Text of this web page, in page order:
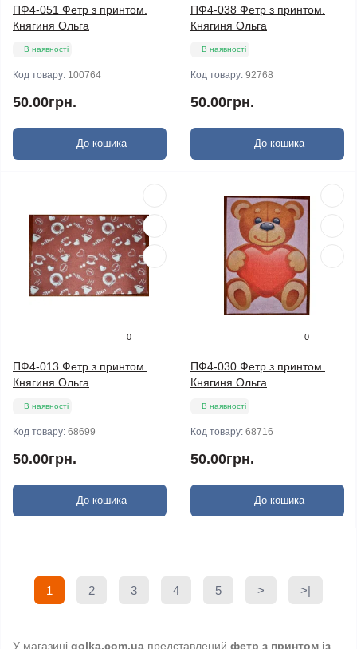
ПФ4-051 Фетр з принтом.
Княгиня Ольга
В наявності
Код товару: 100764
50.00грн.
До кошика
ПФ4-038 Фетр з принтом.
Княгиня Ольга
В наявності
Код товару: 92768
50.00грн.
До кошика
0
ПФ4-013 Фетр з принтом.
Княгиня Ольга
В наявності
Код товару: 68699
50.00грн.
До кошика
0
ПФ4-030 Фетр з принтом.
Княгиня Ольга
В наявності
Код товару: 68716
50.00грн.
До кошика
1 2 3 4 5 > >|
У магазині golka.com.ua представлений фетр з принтом із